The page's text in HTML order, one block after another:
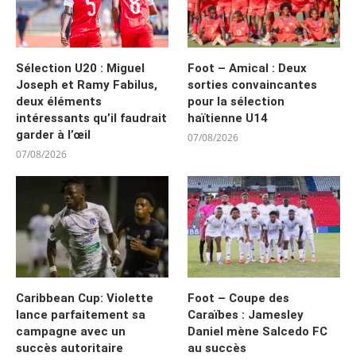
Sélection U20 : Miguel
Joseph et Ramy Fabilus,
deux éléments
intéressants qu’il faudrait
garder à l’œil
07/08/2026
Foot – Amical : Deux
sorties convaincantes
pour la sélection
haïtienne U14
07/08/2026
Caribbean Cup: Violette
lance parfaitement sa
campagne avec un
succès autoritaire
Foot – Coupe des
Caraïbes : Jamesley
Daniel mène Salcedo FC
au succès